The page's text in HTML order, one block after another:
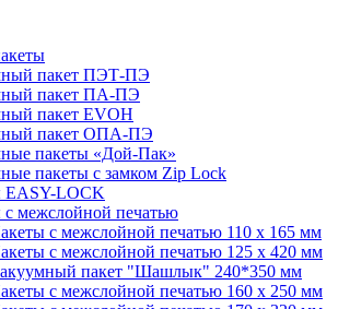
пакет ПЭТ-ПЭ
пакет ПА-ПЭ
пакет EVOH
пакет ОПА-ПЭ
пакеты «Дой-Пак»
пакеты с замком Zip Lock
EASY-LOCK
межслойной печатью
с межслойной печатью 110 x 165 мм
с межслойной печатью 125 x 420 мм
пакет "Шашлык" 240*350 мм
с межслойной печатью 160 x 250 мм